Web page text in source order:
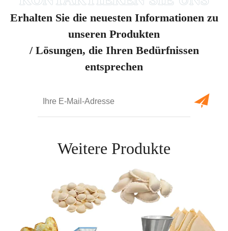
Erhalten Sie die neuesten Informationen zu
unseren Produkten
/ Lösungen, die Ihren Bedürfnissen
entsprechen
Weitere Produkte